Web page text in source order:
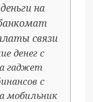
на
связи
денег с
гаджет
с
мобильник